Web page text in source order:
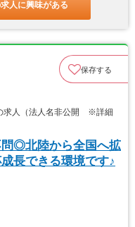
人に興味がある
保存する
求人（法人名非公開 ※詳細
問◎北陸から全国へ拡
長できる環境です♪